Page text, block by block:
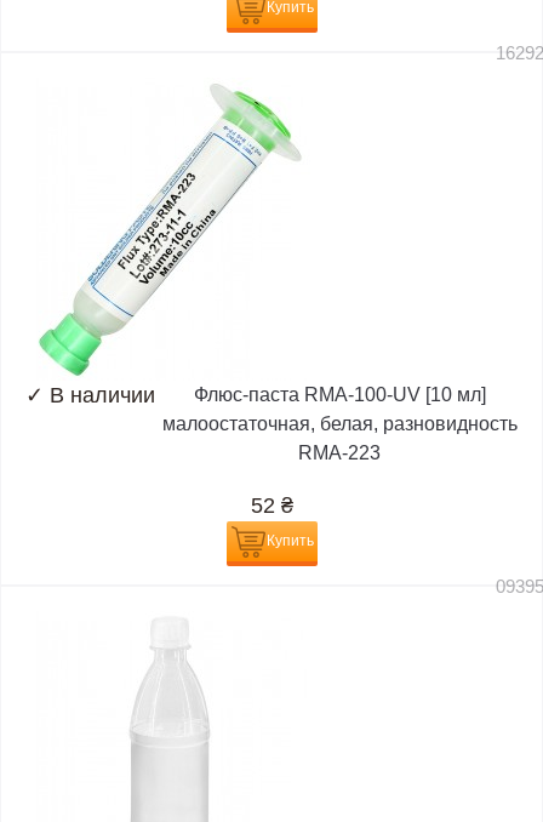
Купить
✓ В наличии
Флюс-паста RMA-100-UV [10 мл]
малоостаточная, белая, разновидность
RMA-223
52 ₴
Купить